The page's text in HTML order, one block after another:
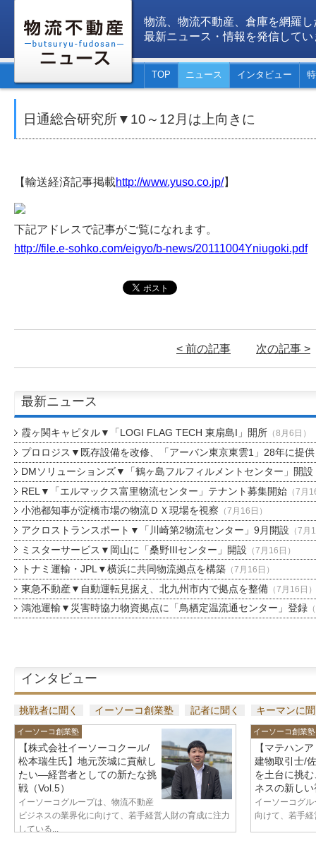
物流、物流不動産、倉庫を網羅し
最新ニュース・情報を発信してい
TOP ニュース インタビュー
日通総合研究所▼10～12月は上向きに
【輸送経済記事掲載http://www.yuso.co.jp/】
下記アドレスで記事がご覧になれます。
http://file.e-sohko.com/eigyo/b-news/20111004Yniugoki.pdf
< 前の記事 次の記事 >
最新ニュース
霞ヶ関キャピタル▼「LOGI FLAG TECH 東扇島I」開所（8月6日）
プロロジス▼既存設備を改修、「アーバン東京東雲1」28年に提供
DMソリューションズ▼「鶴ヶ島フルフィルメントセンター」開設
REL▼「エルマックス富里物流センター」テナント募集開始（7月
小池都知事が淀橋市場の物流ＤＸ現場を視察 （7月16日）
アクロストランスポート▼「川崎第2物流センター」9月開設 （7月
ミスターサービス▼岡山に「桑野IIIセンター」開設 （7月16日）
トナミ運輸・JPL▼横浜に共同物流拠点を構築（7月16日）
東急不動産▼自動運転見据え、北九州市内で拠点を整備（7月16日）
鴻池運輸▼災害時協力物資拠点に「鳥栖定温流通センター」登録
インタビュー
挑戦者に聞く イーソーコ創業塾 記者に聞く キーマンに
イーソーコ創業塾
【株式会社イーソーコクール/
松本瑞生氏】地元茨城に貢献し
たい—経営者としての新たな挑
戦（Vol.5）
イーソーコグループは、物流不動産
ビジネスの業界化に向けて、若手経営人財の育成に注力
している...
イーソーコ創業塾
【マテハン
建物取引士/
を土台に挑
ネスの新し
イーソーコグ
向けて、若手